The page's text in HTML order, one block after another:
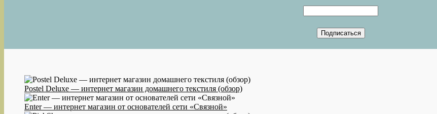
Postel Deluxe — интернет магазин домашнего текстиля (обзор)
Enter — интернет магазин от основателей сети «Связной»